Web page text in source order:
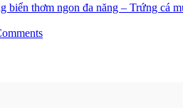
biển thơm ngon đa năng – Trứng cá